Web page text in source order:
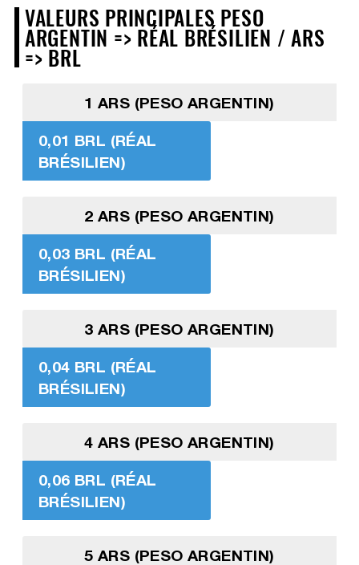
VALEURS PRINCIPALES PESO
ARGENTIN => RÉAL BRÉSILIEN / ARS
=> BRL
1 ARS (PESO ARGENTIN)
0,01 BRL (RÉAL
BRÉSILIEN)
2 ARS (PESO ARGENTIN)
0,03 BRL (RÉAL
BRÉSILIEN)
3 ARS (PESO ARGENTIN)
0,04 BRL (RÉAL
BRÉSILIEN)
4 ARS (PESO ARGENTIN)
0,06 BRL (RÉAL
BRÉSILIEN)
5 ARS (PESO ARGENTIN)